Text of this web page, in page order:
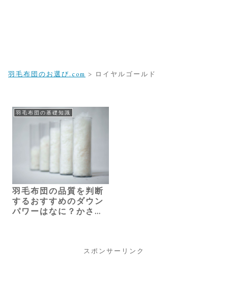
羽毛布団のお選び.com > ロイヤルゴールド
羽毛布団の基礎知識
羽毛布団の品質を判断
するおすすめのダウン
パワーはなに？かさ高
スポンサーリンク